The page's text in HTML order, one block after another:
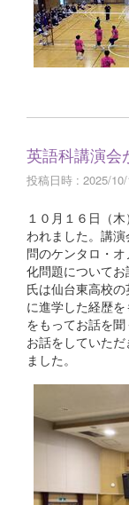
英語科講演会
投稿日時 : 2025/
１０月１６日（
われました。講
問のケンタロ・
化問題について
氏は仙台東高校
に進学した経歴
をもってお話を
お話をしていた
ました。